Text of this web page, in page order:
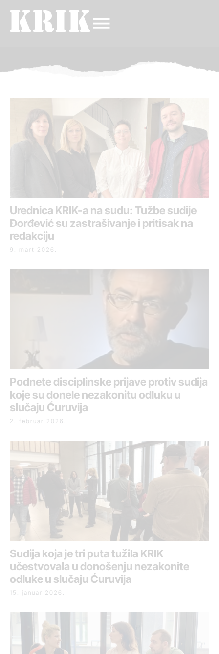
Urednica KRIK-a na sudu: Tužbe sudije
Đorđević su zastrašivanje i pritisak na
redakciju
9. mart 2026.
Podnete disciplinske prijave protiv sudija
koje su donele nezakonitu odluku u
slučaju Ćuruvija
2. februar 2026.
Sudija koja je tri puta tužila KRIK
učestvovala u donošenju nezakonite
odluke u slučaju Ćuruvija
15. januar 2026.